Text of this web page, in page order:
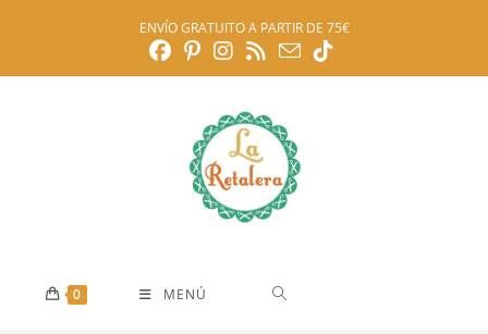
ENVÍO GRATUITO A PARTIR DE 75€
0 MENÚ